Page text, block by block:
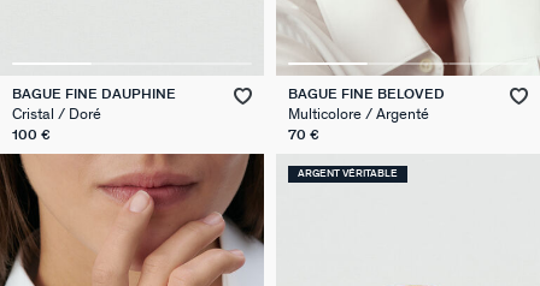
BAGUE FINE DAUPHINE
Cristal / Doré
100 €
BAGUE FINE BELOVED
Multicolore / Argenté
70 €
ARGENT VÉRITABLE